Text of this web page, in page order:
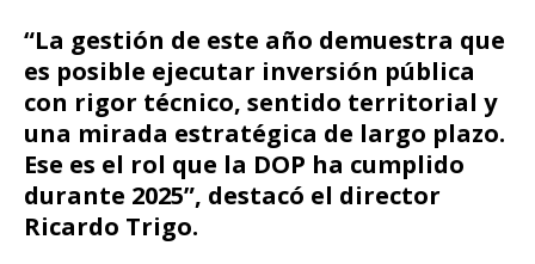
“La gestión de este año demuestra que
es posible ejecutar inversión pública
con rigor técnico, sentido territorial y
una mirada estratégica de largo plazo.
Ese es el rol que la DOP ha cumplido
durante 2025”, destacó el director
Ricardo Trigo.